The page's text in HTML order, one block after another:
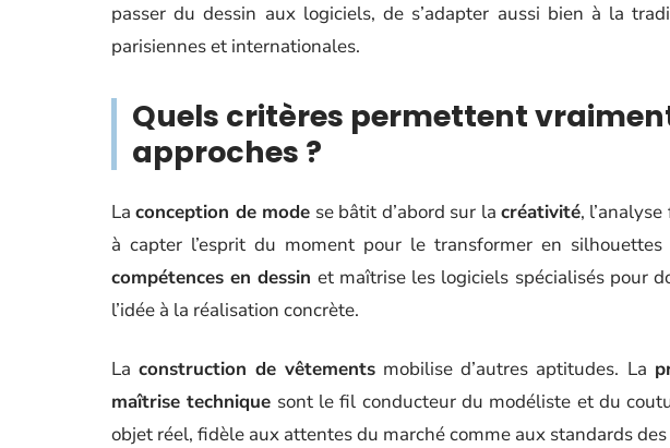
passer du dessin aux logiciels, de s’adapter aussi bien à la
parisiennes et internationales.
Quels critères permettent
approches ?
Laconception de mode se bâtit d’abord sur la créativité,
à capter l’esprit du moment pour le transformer en
compétences en dessin et maîtrise les logiciels spécialisés pour
l’idée à la réalisation concrète.
Laconstruction de vêtements mobilise d’autres aptitudes. La
maîtrise technique sont le fil conducteur du modéliste et du
objet réel, fidèle aux attentes du marché comme aux standards